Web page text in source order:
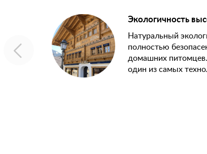
Экологичность
Натуральный
полностью
домашних
один из самых